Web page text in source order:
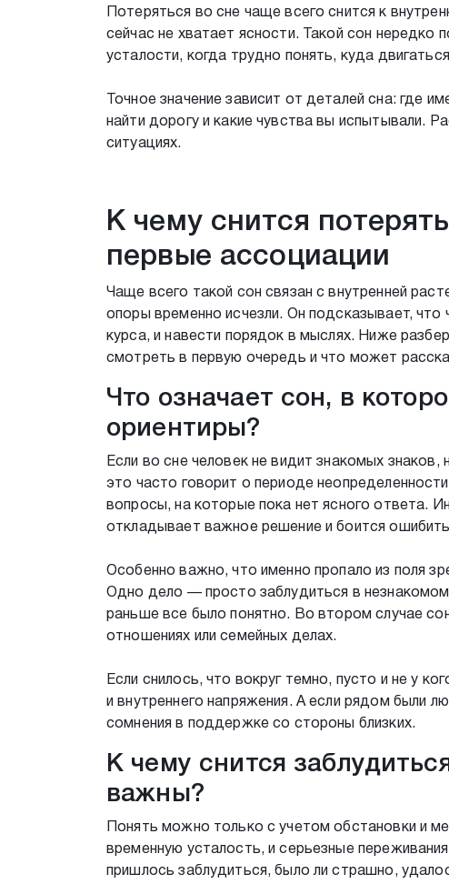
Потеряться во сне чаще всего снится к
сейчас не хватает ясности. Такой сон нередко
усталости, когда трудно понять, куда
Точное значение зависит от деталей сна: где
найти дорогу и какие чувства вы испытывали.
ситуациях.
К чему снится
первые ассоциации
Чаще всего такой сон связан с внутренней
опоры временно исчезли. Он подсказывает, что
курса, и навести порядок в мыслях. Ниже
смотреть в первую очередь и что может
Что означает сон, в
ориентиры?
Если во сне человек не видит знакомых
это часто говорит о периоде
вопросы, на которые пока нет ясного ответа.
откладывает важное решение и боится
Особенно важно, что именно пропало из поля
Одно дело — просто заблудиться в
раньше все было понятно. Во втором случае
отношениях или семейных делах.
Если снилось, что вокруг темно, пусто и не у
и внутреннего напряжения. А если рядом были
сомнения в поддержке со стороны близких.
К чему снится
важны?
Понять можно только с учетом обстановки и
временную усталость, и серьезные
пришлось заблудиться, было ли страшно,